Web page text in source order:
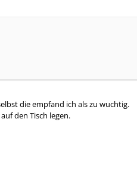
die empfand ich als zu wuchtig.
den Tisch legen.